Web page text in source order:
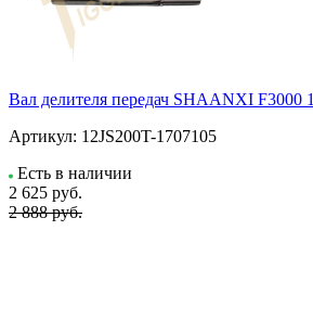
Вал делителя передач SHAANXI F3000
Артикул: 12JS200T-1707105
Есть в наличии
2 625 руб.
2 888 руб.